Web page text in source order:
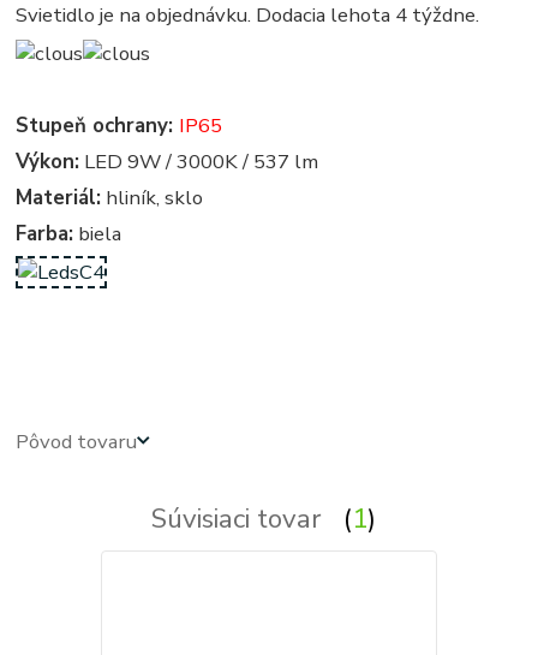
Svietidlo je na objednávku. Dodacia lehota 4 týždne.
Stupeň ochrany: IP65
Výkon: LED 9W / 3000K / 537 lm
Materiál: hliník, sklo
Farba: biela
Pôvod tovaru
Súvisiaci tovar 1